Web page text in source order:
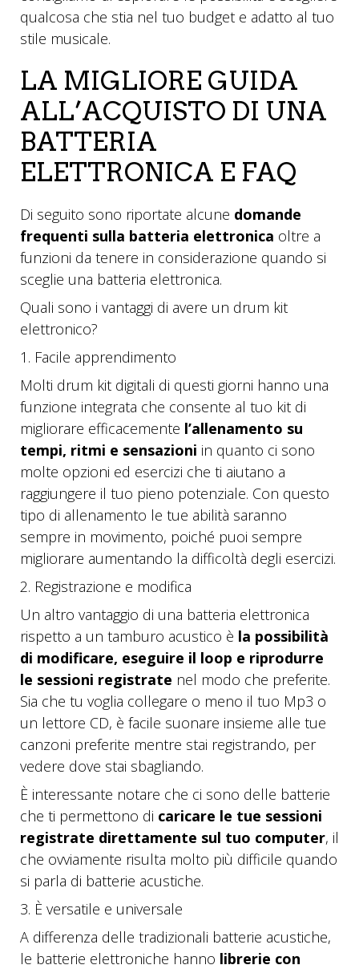
qualcosa che stia nel tuo budget e adatto al tuo
stile musicale.
LA MIGLIORE GUIDA
ALL’ACQUISTO DI UNA
BATTERIA
ELETTRONICA E FAQ
Di seguito sono riportate alcune domande
frequenti sulla batteria elettronica oltre a
funzioni da tenere in considerazione quando si
sceglie una batteria elettronica.
Quali sono i vantaggi di avere un drum kit
elettronico?
1. Facile apprendimento
Molti drum kit digitali di questi giorni hanno una
funzione integrata che consente al tuo kit di
migliorare efficacemente l’allenamento su
tempi, ritmi e sensazioni in quanto ci sono
molte opzioni ed esercizi che ti aiutano a
raggiungere il tuo pieno potenziale. Con questo
tipo di allenamento le tue abilità saranno
sempre in movimento, poiché puoi sempre
migliorare aumentando la difficoltà degli esercizi.
2. Registrazione e modifica
Un altro vantaggio di una batteria elettronica
rispetto a un tamburo acustico è la possibilità
di modificare, eseguire il loop e riprodurre
le sessioni registrate nel modo che preferite.
Sia che tu voglia collegare o meno il tuo Mp3 o
un lettore CD, è facile suonare insieme alle tue
canzoni preferite mentre stai registrando, per
vedere dove stai sbagliando.
È interessante notare che ci sono delle batterie
che ti permettono di caricare le tue sessioni
registrate direttamente sul tuo computer, il
che ovviamente risulta molto più difficile quando
si parla di batterie acustiche.
3. È versatile e universale
A differenza delle tradizionali batterie acustiche,
le batterie elettroniche hanno librerie con